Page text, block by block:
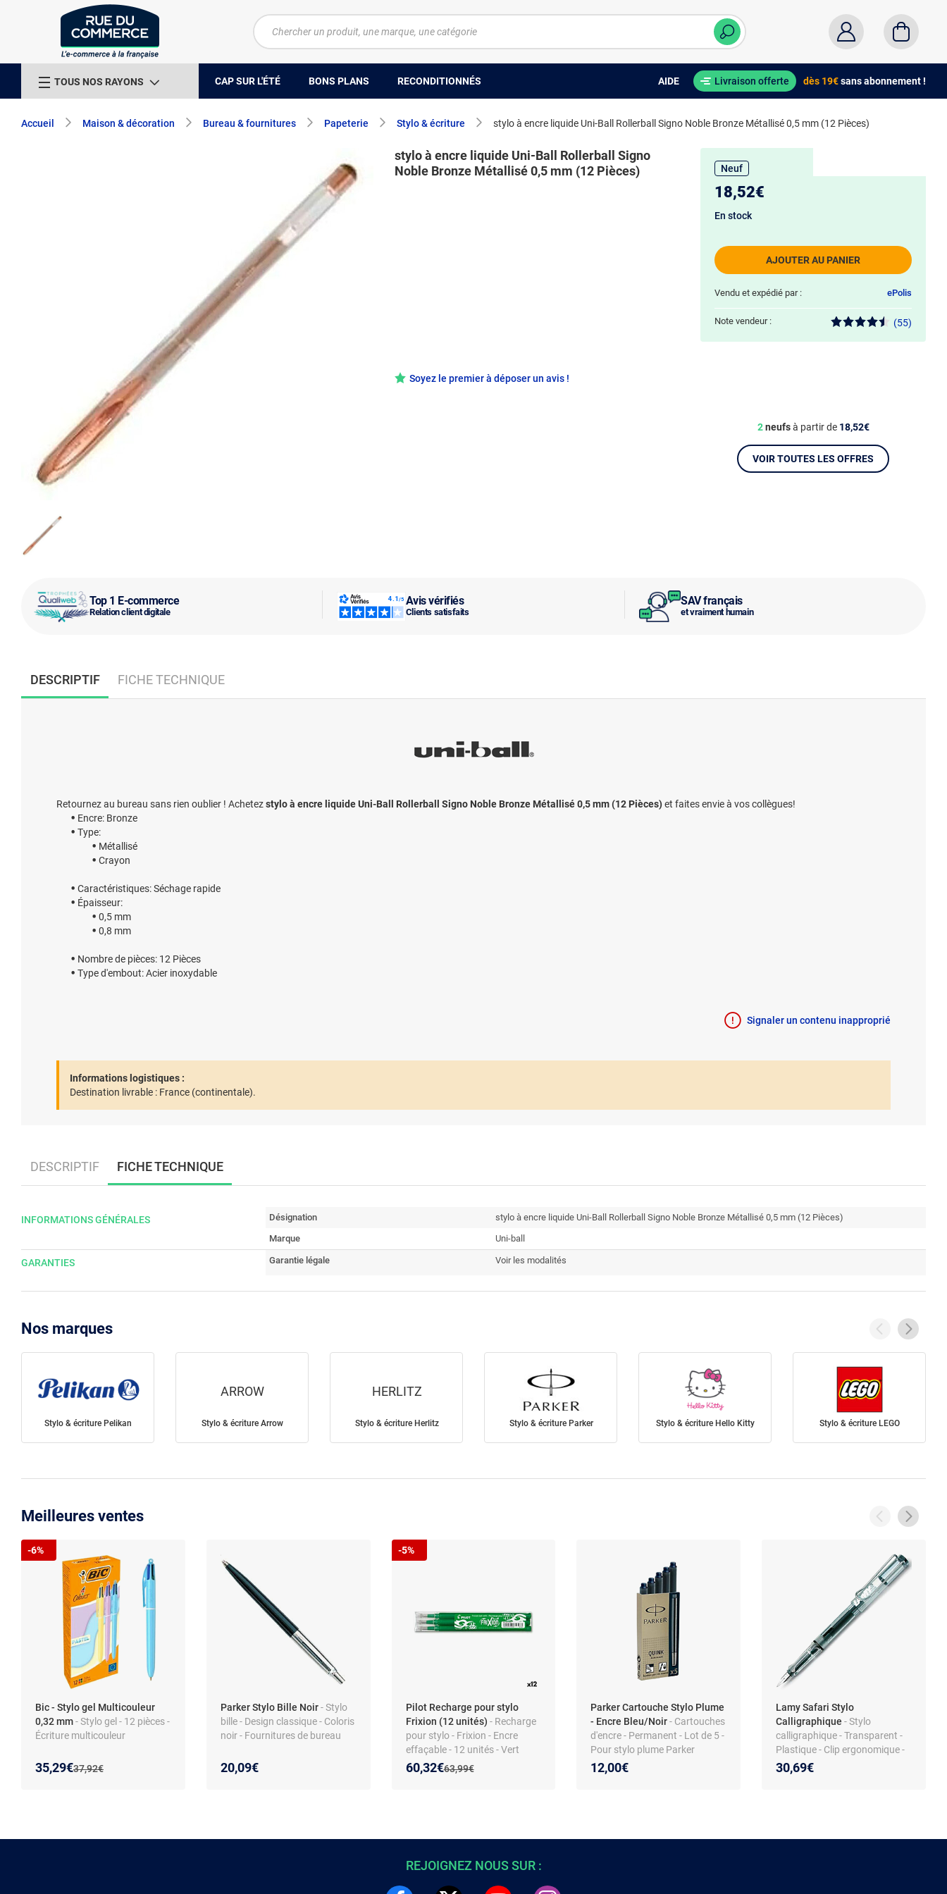
TOUS NOS RAYONS CAP SUR L'ÉTÉ BONS PLANS RECONDITIONNÉS AIDE Livraison offerte dès 19€sans abonnement !
Accueil Maison & décoration Bureau & fournitures Papeterie Stylo & écriture stylo à encre liquide Uni-Ball Rollerball Signo Noble Bronze Métallisé 0,5 mm (12 Pièces)
Top 1 E-commerce
Relation client digitale
Avis vérifiés
Clients satisfaits
SAV français
et vraiment humain
stylo à encre liquide Uni-Ball Rollerball Signo
Noble Bronze Métallisé 0,5 mm (12 Pièces)
Soyez le premier à déposer un avis !
Neuf
18,52€
AJOUTER AU PANIER
En stock
Vendu et expédié par : ePolis
Note vendeur : (55)
2neufsà partir de 18,52€
VOIR TOUTES LES OFFRES
DESCRIPTIF FICHE TECHNIQUE
Retournez au bureau sans rien oublier ! Achetezstylo à encre liquide Uni-Ball Rollerball Signo Noble Bronze Métallisé 0,5 mm (12 Pièces)et faites envie à vos collègues!
Encre: Bronze
Type:
Métallisé
Crayon
Caractéristiques: Séchage rapide
Épaisseur:
0,5 mm
0,8 mm
Nombre de pièces: 12 Pièces
Type d'embout: Acier inoxydable
Signaler un contenu inapproprié
Informations logistiques :
Destination livrable : France (continentale).
DESCRIPTIF FICHE TECHNIQUE
INFORMATIONS GÉNÉRALES Désignation
stylo à encre liquide Uni-Ball Rollerball Signo Noble Bronze Métallisé 0,5 mm (12 Pièces)
Marque
Uni-ball
GARANTIES Garantie légale Voir les modalités
Nos marques
Stylo & écriture Pelikan
ARROW
Stylo & écriture Arrow
HERLITZ
Stylo & écriture Herlitz Stylo & écriture Parker Stylo & écriture Hello Kitty Stylo & écriture LEGO
Meilleures ventes
Bic - Stylo gel Multicouleur
0,32 mm- Stylo gel - 12 pièces -
Écriture multicouleur
Ancien prix :
37,92€
Nouveau prix :
35,29€
Réduction de :
-6%
Parker Stylo Bille Noir- Stylo
bille - Design classique - Coloris
noir - Fournitures de bureau
20,09€
Pilot Recharge pour stylo
Frixion (12 unités) - Recharge
pour stylo - Frixion - Encre
effaçable - 12 unités - Vert
Ancien prix :
63,99€
Nouveau prix :
60,32€
Réduction de :
-5%
Parker Cartouche Stylo Plume
- Encre Bleu/Noir- Cartouches
d'encre - Permanent - Lot de 5 -
Pour stylo plume Parker
12,00€
Lamy Safari Stylo
Calligraphique- Stylo
calligraphique - Transparent -
Plastique - Clip ergonomique -
Encre bleue
30,69€
REJOIGNEZ NOUS SUR :